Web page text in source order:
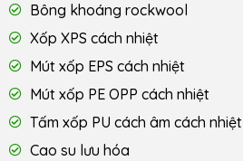
Bông khoáng rockwool
Xốp XPS cách nhiệt
Mút xốp EPS cách nhiệt
Mút xốp PE OPP cách nhiệt
Tấm xốp PU cách âm cách nhiệt
Cao su lưu hóa